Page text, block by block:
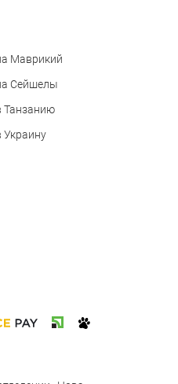
Маврикий
Сейшелы
Танзанию
Украину